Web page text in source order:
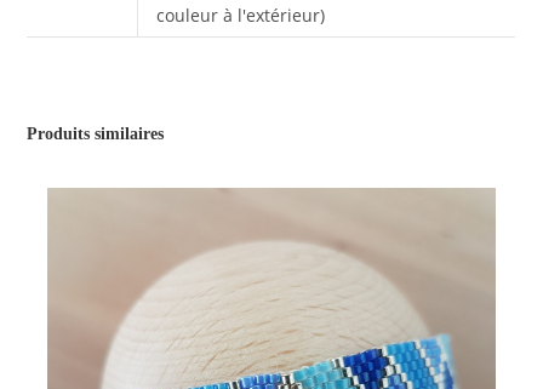
couleur à l'extérieur)
Produits similaires